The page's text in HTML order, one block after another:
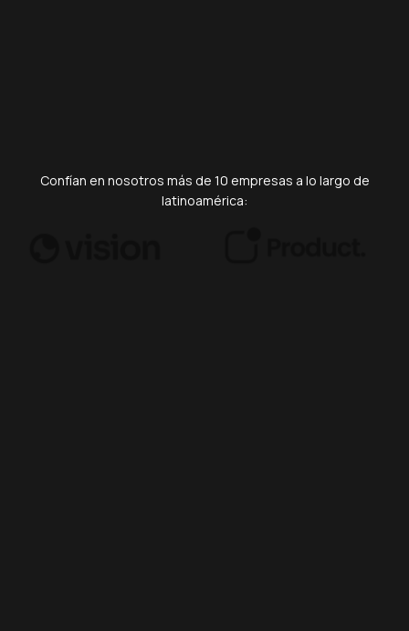
Confían en nosotros más de 10 empresas a lo largo de
latinoamérica: